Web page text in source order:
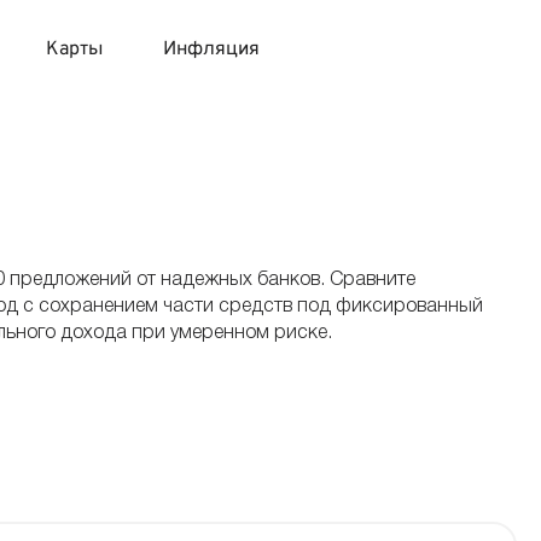
вклады
Карты
с доставкой на дом
Инфляция
предложений от надежных банков. Сравните
с сохранением части средств под фиксированный
дохода при умеренном риске.